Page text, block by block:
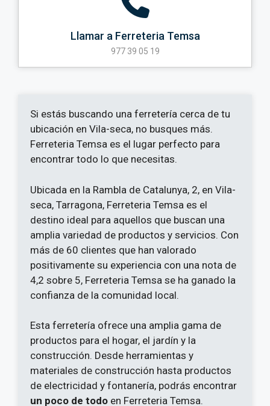
Llamar a Ferreteria Temsa
977 39 05 19
Si estás buscando una ferretería cerca de tu
ubicación en Vila-seca, no busques más.
Ferreteria Temsa es el lugar perfecto para
encontrar todo lo que necesitas.
Ubicada en la Rambla de Catalunya, 2, en Vila-
seca, Tarragona, Ferreteria Temsa es el
destino ideal para aquellos que buscan una
amplia variedad de productos y servicios. Con
más de 60 clientes que han valorado
positivamente su experiencia con una nota de
4,2 sobre 5, Ferreteria Temsa se ha ganado la
confianza de la comunidad local.
Esta ferretería ofrece una amplia gama de
productos para el hogar, el jardín y la
construcción. Desde herramientas y
materiales de construcción hasta productos
de electricidad y fontanería, podrás encontrar
un poco de todo en Ferreteria Temsa.